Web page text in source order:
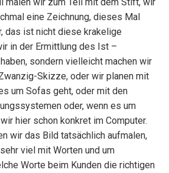
eine Zeichnung, dieses Mal
das ist nicht diese krakelige
in der Ermittlung des Ist –
sondern vielleicht machen wir
Skizze, oder wir planen mit
um Sofas geht, oder mit den
oder, wenn es um
hier schon konkret im Computer.
wir das Bild tatsächlich aufmalen,
viel mit Worten und um
Worte beim Kunden die richtigen